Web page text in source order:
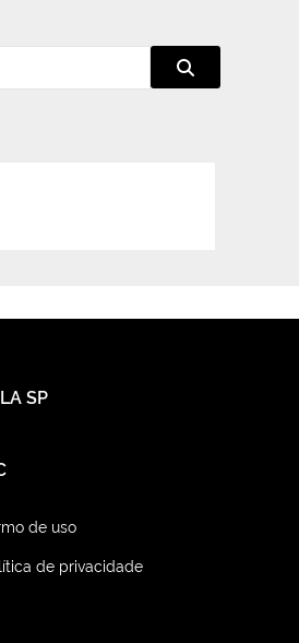
SP
de uso
de privacidade